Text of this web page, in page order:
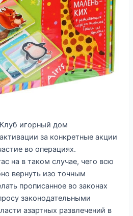
игорный дом
за конкретные акции
во операциях.
на в таком случае, чего всю
вернуть изо точным
прописанное во законах
законодательными
азартных развлечений в